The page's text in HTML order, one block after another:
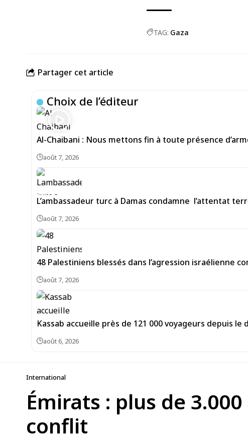
TAG: Gaza
Partager cet article
Choix de l’éditeur
Al-Chaibani : Nous mettons fin à toute présence
août 7, 2026
L’ambassadeur turc à Damas condamne l’attentat
août 7, 2026
48 Palestiniens blessés dans l’agression israélienne
août 7, 2026
Kassab accueille près de 121 000 voyageurs depuis le
août 6, 2026
International
Émirats : plus de
conflit